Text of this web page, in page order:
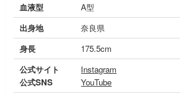
血液型
A型
出身地
奈良県
身長
175.5cm
公式サイト
公式SNS
Instagram
YouTube